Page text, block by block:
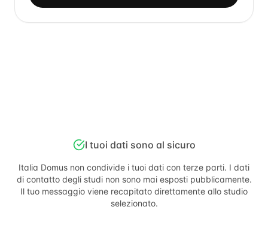
I tuoi dati sono al sicuro
Italia Domus non condivide i tuoi dati con terze parti. I dati
di contatto degli studi non sono mai esposti pubblicamente.
Il tuo messaggio viene recapitato direttamente allo studio
selezionato.